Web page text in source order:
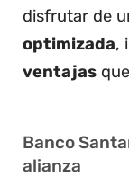
disfrutar de
optimizada,
ventajas
Banco
alianza